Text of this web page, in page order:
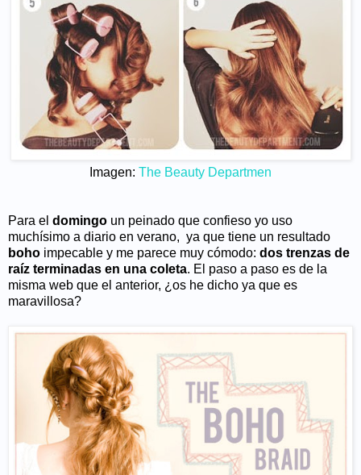
Imagen: The Beauty Departmen
Para el domingo un peinado que confieso yo uso
muchísimo a diario en verano, ya que tiene un resultado
boho impecable y me parece muy cómodo: dos trenzas de
raíz terminadas en una coleta. El paso a paso es de la
misma web que el anterior, ¿os he dicho ya que es
maravillosa?